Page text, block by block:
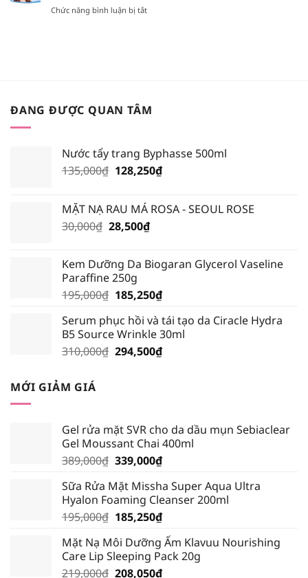
XỊT
FAKE?
HOT
6?
Chức năng bình luận bị tắtở
HỌC
ĐANG ĐƯỢC QUAN TÂM
Nước tẩy trang Byphasse 500ml
135,000₫ Giá
135,000₫.
128,250₫Giá
là:
MẶT NẠ RAU MÁ ROSA - SEOUL ROSE
30,000₫ Giá
30,000₫.
28,500₫Giá
là:
Kem Dưỡng Da Biogaran Glycerol Vaseline
Paraffine 250g
195,000₫ Giá
là:
195,000₫.
185,250₫Giá
tại
là:
185,250₫.
Serum phục hồi và tái tạo da Ciracle Hydra
B5 Source Wrinkle 30ml
310,000₫ Giá
294,500₫Giá
MỚI GIẢM GIÁ
Gel rửa mặt SVR cho da dầu mụn Sebiaclear
Gel Moussant Chai 400ml
389,000₫ Giá
là:
389,000₫.
339,000₫Giá
tại
là:
339,000₫.
Sữa Rửa Mặt Missha Super Aqua Ultra
Hyalon Foaming Cleanser 200ml
195,000₫ Giá
là:
195,000₫.
185,250₫Giá
tại
là:
185,250₫.
Mặt Nạ Môi Dưỡng Ẩm Klavuu Nourishing
Care Lip Sleeping Pack 20g
219,000₫ Giá
208,050₫Giá